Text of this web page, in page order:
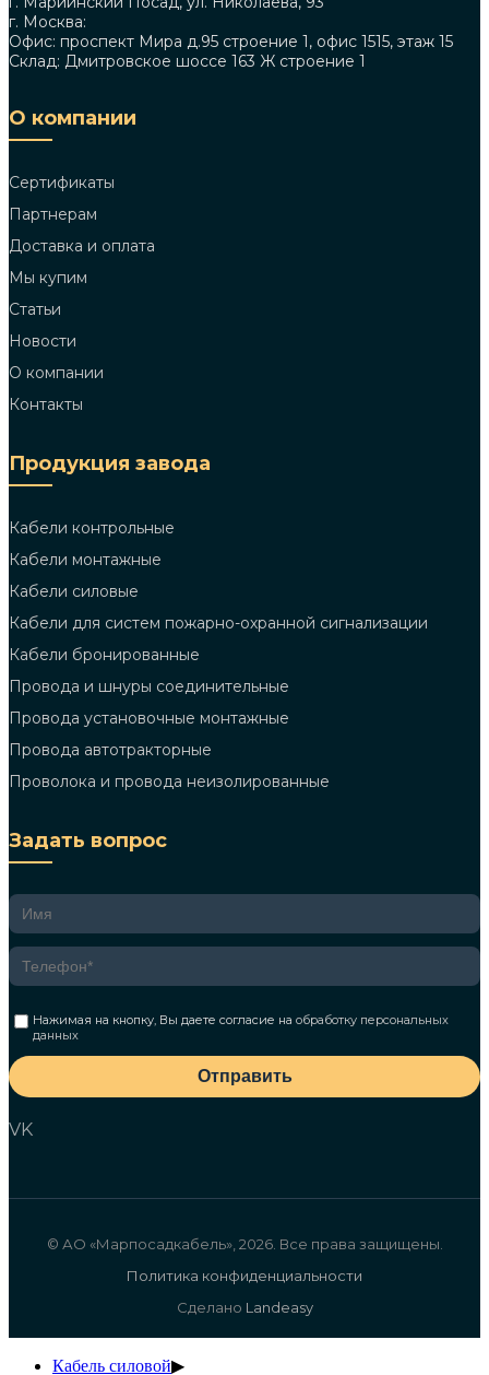
г. Москва:
Офис: проспект Мира д.95 строение 1, офис 1515, этаж 15
Склад: Дмитровское шоссе 163 Ж строение 1
О компании
Сертификаты
Партнерам
Доставка и оплата
Мы купим
Статьи
Новости
О компании
Контакты
Продукция завода
Кабели контрольные
Кабели монтажные
Кабели силовые
Кабели для систем пожарно-охранной сигнализации
Кабели бронированные
Провода и шнуры соединительные
Провода установочные монтажные
Провода автотракторные
Проволока и провода неизолированные
Задать вопрос
Нажимая на кнопку, Вы даете согласие наобработку персональных
данных
Отправить
VK
© АО «Марпосадкабель», 2026. Все права защищены.
Политика конфиденциальности
Сделано Landeasy
Кабель силовой▶